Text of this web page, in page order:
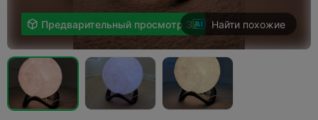
 Предварительный просмотр 3D Найти похожие